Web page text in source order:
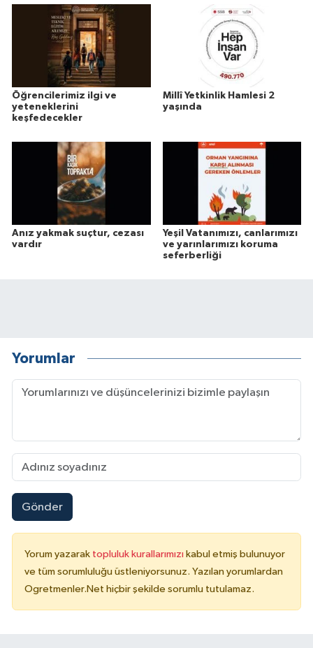
Öğrencilerimiz ilgi ve
yeteneklerini
keşfedecekler
Millî Yetkinlik Hamlesi 2
yaşında
Anız yakmak suçtur, cezası
vardır
Yeşil Vatanımızı, canlarımızı
ve yarınlarımızı koruma
seferberliği
Yorumlar
Gönder
Yorum yazarak topluluk kurallarımızı kabul etmiş bulunuyor
ve tüm sorumluluğu üstleniyorsunuz. Yazılan yorumlardan
Ogretmenler.Net hiçbir şekilde sorumlu tutulamaz.